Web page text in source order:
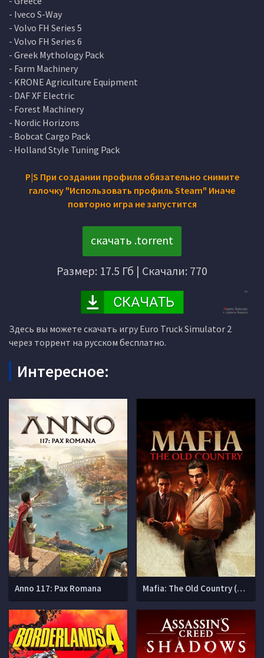
- Iveco S-Way
- Volvo FH Series 5
- Volvo FH Series 6
- Greek Mythology Pack
- Farm Machinery
- KRONE Agriculture Equipment
- DAF XF Electric
- Forest Machinery
- Nordic Horizons
- Bobcat Cargo Pack
- Holland Style Tuning Pack
P|S При создании профиля обязательно снимите
галочку "Использовать профиль Steam" Иначе
повторно игра не запустится
скачать .torrent
Размер: 17.5 Гб | Скачали: 770
Здесь вы можете скачать игру Euro Truck Simulator 2
через торрент на русском бесплатно.
Интересное:
Anno 117: Pax Romana Mafia: The Old Country (Мафия 4)